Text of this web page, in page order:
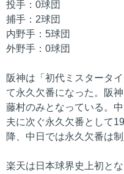
投手：0球団
捕手：2球団
内野手：5球団
外野手：0球団
阪神は「初代ミスタータ
て永久欠番になった。阪
藤村のみとなっている。
夫に次ぐ永久欠番として
降、中日では永久欠番は
楽天は日本球界史上初と